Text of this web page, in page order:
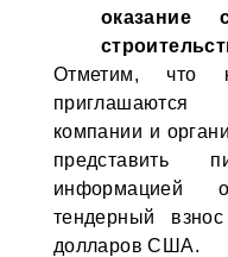
оказание
Отметим, что
приглашаются
компании и
представить
информацией
тендерный
долларов США.